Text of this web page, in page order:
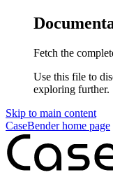
Fetch the
Use this file to
exploring further.
Skip to main content
CaseBenderhome page